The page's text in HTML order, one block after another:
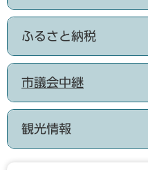
ふるさと納税
市議会中継
観光情報